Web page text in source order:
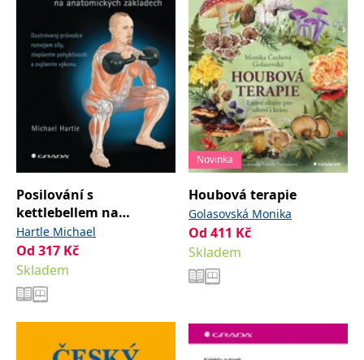
Posilování s
kettlebellem na
anatomických
základech
Hartle Michael
Od 317 Kč
Skladem
Novinka
Houbová terapie
Golasovská Monika
Od 411 Kč
Skladem